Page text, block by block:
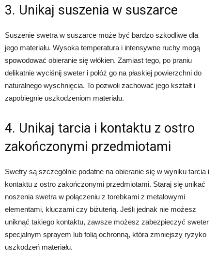
3. Unikaj suszenia w suszarce
Suszenie swetra w suszarce może być bardzo szkodliwe dla
jego materiału. Wysoka temperatura i intensywne ruchy mogą
spowodować obieranie się włókien. Zamiast tego, po praniu
delikatnie wyciśnij sweter i połóż go na płaskiej powierzchni do
naturalnego wyschnięcia. To pozwoli zachować jego kształt i
zapobiegnie uszkodzeniom materiału.
4. Unikaj tarcia i kontaktu z ostro
zakończonymi przedmiotami
Swetry są szczególnie podatne na obieranie się w wyniku tarcia i
kontaktu z ostro zakończonymi przedmiotami. Staraj się unikać
noszenia swetra w połączeniu z torebkami z metalowymi
elementami, kluczami czy biżuterią. Jeśli jednak nie możesz
uniknąć takiego kontaktu, zawsze możesz zabezpieczyć sweter
specjalnym sprayem lub folią ochronną, która zmniejszy ryzyko
uszkodzeń materiału.